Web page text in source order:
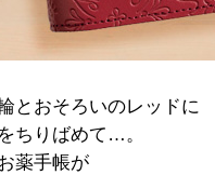
とおそろいのレッドに
ちりばめて…。
薬手帳が